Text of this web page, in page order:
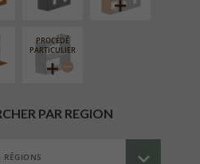
PROCÉDÉ
PARTICULIER
PAR REGION